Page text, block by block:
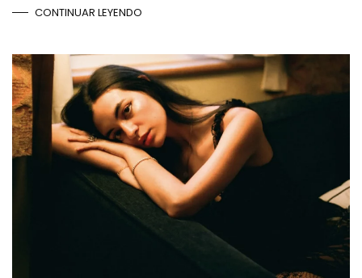
CONTINUAR LEYENDO